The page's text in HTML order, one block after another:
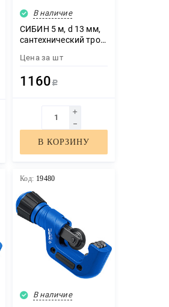
В наличие
СИБИН 5 м, d 13 мм,
сантехнический трос
Цена за шт
1160 Р
В КОРЗИНУ
Код: 19480
В наличие